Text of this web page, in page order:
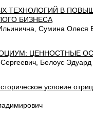
ТЕХНОЛОГИЙ В
БИЗНЕСА
Сумина Олеся
ЦЕННОСТНЫЕ
Белоус Эдуард
условие